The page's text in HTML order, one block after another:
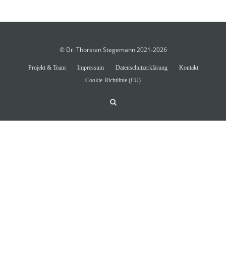
© Dr. Thorsten Stegemann 2021-2026
Projekt & Team Impressum Datenschutzerklärung
Kontakt
Cookie-Richtlinie (EU)